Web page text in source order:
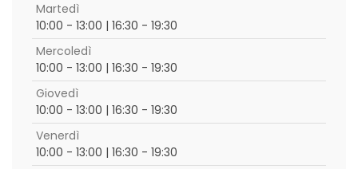
Martedì
10:00 - 13:00 | 16:30 - 19:30
Mercoledì
10:00 - 13:00 | 16:30 - 19:30
Giovedì
10:00 - 13:00 | 16:30 - 19:30
Venerdì
10:00 - 13:00 | 16:30 - 19:30